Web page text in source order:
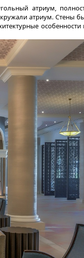
атриум,
атриум. Стены